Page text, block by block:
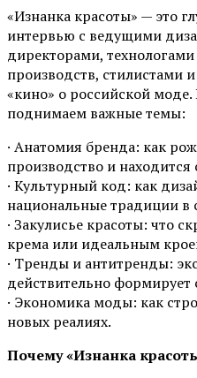
«Изнанка красоты» — это
интервью с ведущими
директорами,
производств, стилистами
«кино» о российской
поднимаем важные темы:
· Анатомия бренда: как
производство и находится
· Культурный код: как
национальные традиции в
· Закулисье красоты: что
крема или идеальным
· Тренды и антитренды:
действительно формирует
· Экономика моды: как
новых реалиях.
Почему «Изнанка